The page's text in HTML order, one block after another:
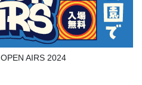
AIRS 2024